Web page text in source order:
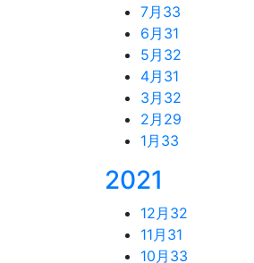
7月 33
6月 31
5月 32
4月 31
3月 32
2月 29
1月 33
2021
12月 32
11月 31
10月 33